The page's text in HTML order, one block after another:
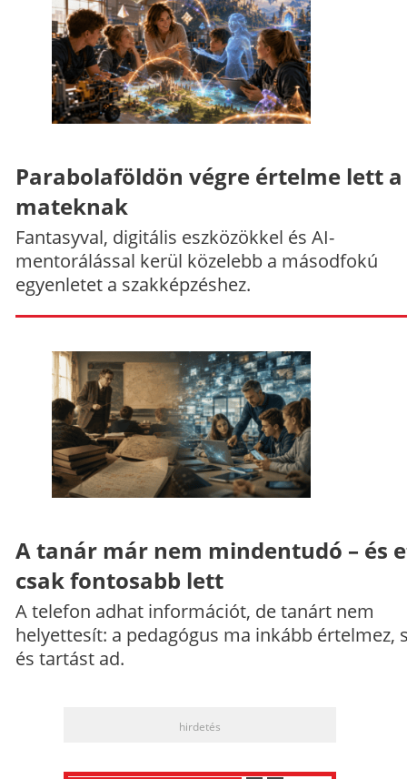
Parabolaföldön végre értelme lett a
mateknak
Fantasyval, digitális eszközökkel és AI-
mentorálással kerül közelebb a másodfokú
egyenletet a szakképzéshez.
A tanár már nem mindentudó – és
csak fontosabb lett
A telefon adhat információt, de tanárt nem
helyettesít: a pedagógus ma inkább értelmez,
és tartást ad.
hirdetés